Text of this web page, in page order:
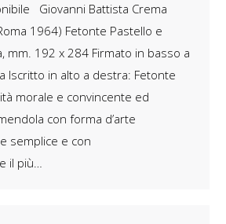
Giovanni Battista Crema
1964) Fetonte Pastello e
mm. 192 x 284 Firmato in basso a
Iscritto in alto a destra: Fetonte
morale e convincente ed
con forma d’arte
semplice e con
il più…